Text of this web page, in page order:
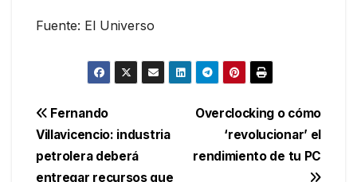
Fuente: El Universo
Navegación
de
Overclocking o cómo
‘revolucionar’ el
rendimiento de tu PC
Fernando
Villavicencio: industria
petrolera deberá
entregar recursos que